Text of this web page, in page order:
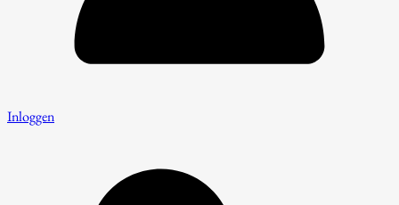
Inloggen